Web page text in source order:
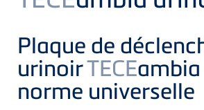
Product
Plaque de
urinoirTECE
norme universelle